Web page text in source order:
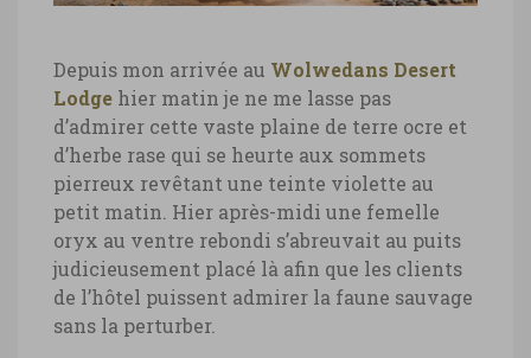
Wolwedans Desert Lodge © Marie-Ange
Ostré
Namibie, autruches devant le
Wolwedans Desert Lodge
Namibie, autruches devant le
Wolwedans Desert Lodge © Marie-Ange
Ostré
Depuis mon arrivée au Wolwedans Desert
Lodge hier matin je ne me lasse pas
d’admirer cette vaste plaine de terre ocre et
d’herbe rase qui se heurte aux sommets
pierreux revêtant une teinte violette au
petit matin. Hier après-midi une femelle
oryx au ventre rebondi s’abreuvait au puits
judicieusement placé là afin que les clients
de l’hôtel puissent admirer la faune sauvage
sans la perturber.